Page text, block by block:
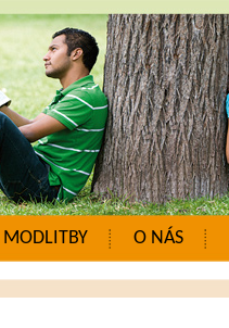
MODLITBY O NÁS